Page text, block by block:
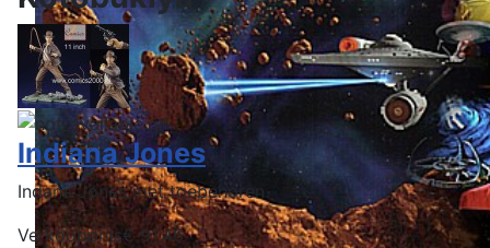
Indiana Jones
Indana Jones met toebehoren
Verkoopprijs€ 91,46